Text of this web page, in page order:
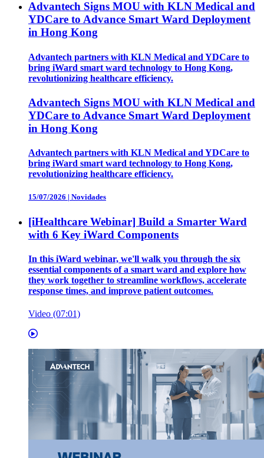
Advantech Signs MOU with KLN Medical and
YDCare to Advance Smart Ward Deployment
in Hong Kong
Advantech partners with KLN Medical and YDCare to
bring iWard smart ward technology to Hong Kong,
revolutionizing healthcare efficiency.
Advantech Signs MOU with KLN Medical and
YDCare to Advance Smart Ward Deployment
in Hong Kong
Advantech partners with KLN Medical and YDCare to
bring iWard smart ward technology to Hong Kong,
revolutionizing healthcare efficiency.
15/07/2026 | Novidades
[iHealthcare Webinar] Build a Smarter Ward
with 6 Key iWard Components
In this iWard webinar, we'll walk you through the six
essential components of a smart ward and explore how
they work together to streamline workflows, accelerate
response times, and improve patient outcomes.
Video (07:01)